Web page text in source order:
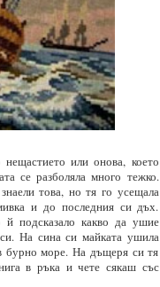
или онова, което
се разболяла много тежко.
това, но тя го усещала
и до последния си дъх.
подсказало какво да ушие
На сина си майката ушила
бурно море. На дъщеря си тя
в ръка и чете сякаш със